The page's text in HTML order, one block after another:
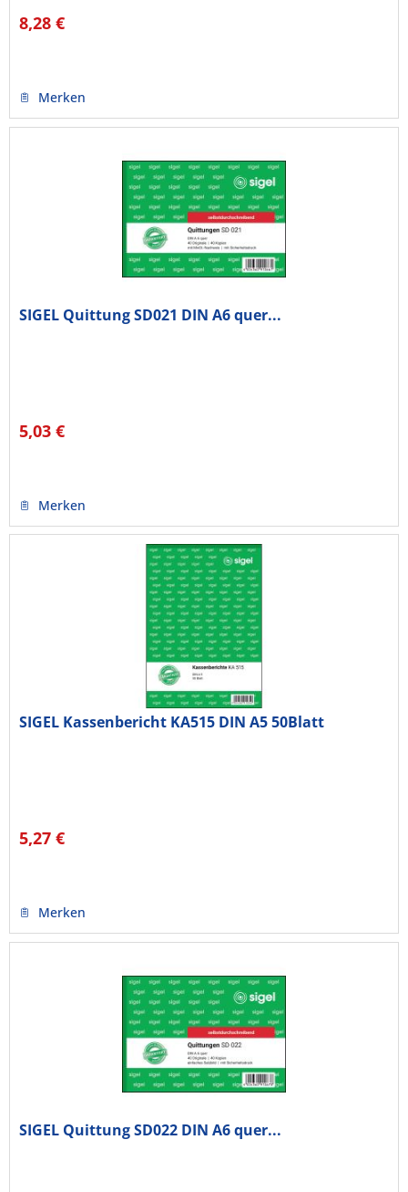
8,28 €
Merken
SIGEL Quittung SD021 DIN A6 quer...
5,03 €
Merken
SIGEL Kassenbericht KA515 DIN A5 50Blatt
5,27 €
Merken
SIGEL Quittung SD022 DIN A6 quer...